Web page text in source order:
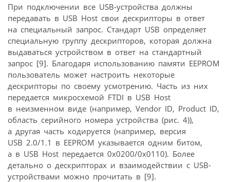
При подключении все USB-устройства должны
передавать в USB Host свои дескрипторы в ответ
на специальный запрос. Стандарт USB определяет
специальную группу дескрипторов, которая должна
выдаваться устройством в ответ на стандартный
запрос [9]. Благодаря использованию памяти EEPROM
пользователь может настроить некоторые
дескрипторы по своему усмотрению. Часть из них
передается микросхемой FTDI в USB Host
в неизменном виде (например, Vendor ID, Product ID,
область серийного номера устройства (рис. 4)),
а другая часть кодируется (например, версия
USB 2.0/1.1 в EEPROM указывается одним битом,
а в USB Host передается 0х0200/0х0110). Более
детально о дескрипторах и взаимодействии с USB-
устройствами можно прочитать в [9].